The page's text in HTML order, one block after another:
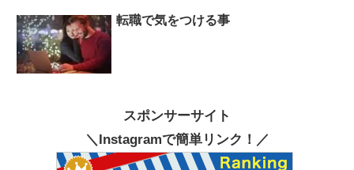
転職で気をつける事
スポンサーサイト
＼Instagramで簡単リンク！／